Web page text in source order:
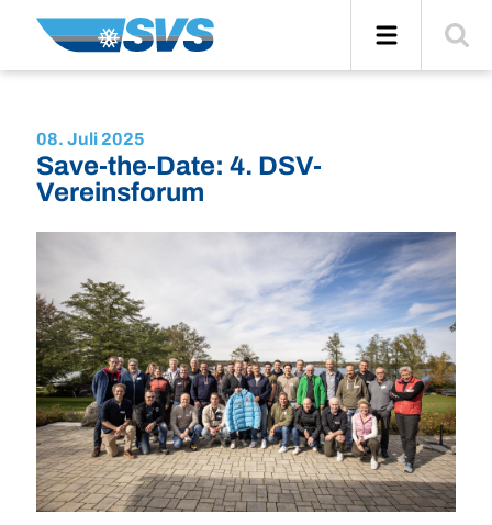
Inhalt
08. Juli 2025
Save-the-Date: 4. DSV-
Vereinsforum